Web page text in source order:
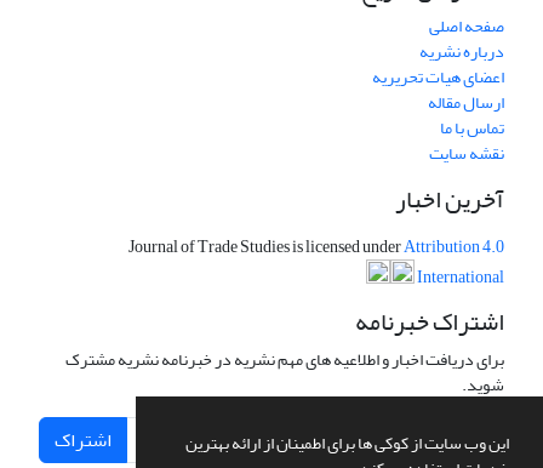
این وب سایت از کوکی ها برای اطمینان از ارائه بهترین
صفحه اصلی
درباره نشریه
اعضای هیات تحریریه
ارسال مقاله
تماس با ما
نقشه سایت
آخرین اخبار
Journal of Trade Studies is licensed underAttribution 4.0
International
اشتراک خبرنامه
برای دریافت اخبار و اطلاعیه های مهم نشریه در خبرنامه نشریه مشترک
شوید.
اشتراک